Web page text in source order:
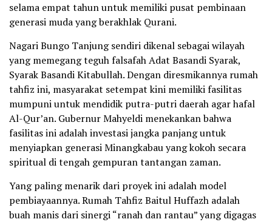
selama empat tahun untuk memiliki pusat pembinaan
generasi muda yang berakhlak Qurani.
Nagari Bungo Tanjung sendiri dikenal sebagai wilayah
yang memegang teguh falsafah Adat Basandi Syarak,
Syarak Basandi Kitabullah. Dengan diresmikannya rumah
tahfiz ini, masyarakat setempat kini memiliki fasilitas
mumpuni untuk mendidik putra-putri daerah agar hafal
Al-Qur’an. Gubernur Mahyeldi menekankan bahwa
fasilitas ini adalah investasi jangka panjang untuk
menyiapkan generasi Minangkabau yang kokoh secara
spiritual di tengah gempuran tantangan zaman.
Yang paling menarik dari proyek ini adalah model
pembiayaannya. Rumah Tahfiz Baitul Huffazh adalah
buah manis dari sinergi “ranah dan rantau” yang digagas